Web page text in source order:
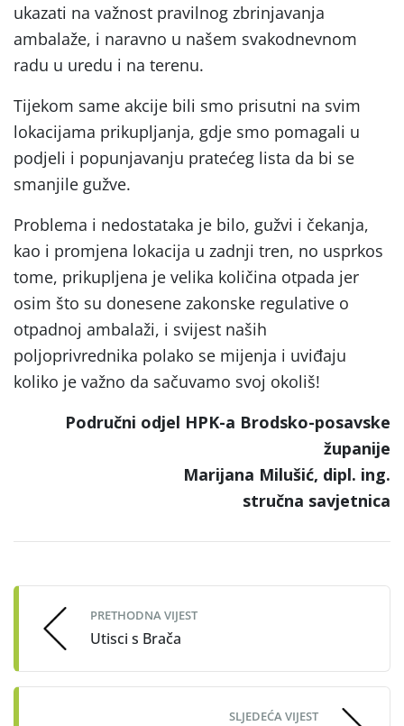
ukazati na važnost pravilnog zbrinjavanja
ambalaže, i naravno u našem svakodnevnom
radu u uredu i na terenu.
Tijekom same akcije bili smo prisutni na svim
lokacijama prikupljanja, gdje smo pomagali u
podjeli i popunjavanju pratećeg lista da bi se
smanjile gužve.
Problema i nedostataka je bilo, gužvi i čekanja,
kao i promjena lokacija u zadnji tren, no usprkos
tome, prikupljena je velika količina otpada jer
osim što su donesene zakonske regulative o
otpadnoj ambalaži, i svijest naših
poljoprivrednika polako se mijenja i uviđaju
koliko je važno da sačuvamo svoj okoliš!
Područni odjel HPK-a Brodsko-posavske
županije
Marijana Milušić, dipl. ing.
stručna savjetnica
navigation
PRETHODNA VIJEST
Utisci s Brača
SLJEDEĆA VIJEST